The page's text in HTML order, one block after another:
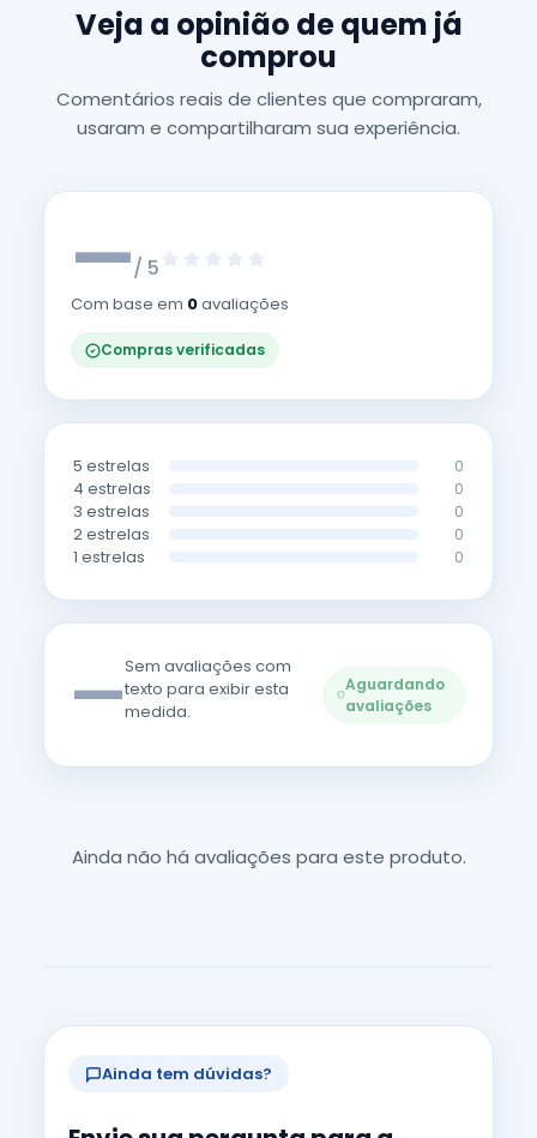
Veja a opinião de quem já
comprou
Comentários reais de clientes que compraram,
usaram e compartilharam sua experiência.
—/ 5
Com base em 0avaliações
Compras verificadas
5 estrelas 0
4 estrelas 0
3 estrelas 0
2 estrelas 0
1 estrelas 0
—Sem avaliações com
texto para exibir esta
medida.
Aguardando
avaliações
Ainda não há avaliações para este produto.
Ainda tem dúvidas?